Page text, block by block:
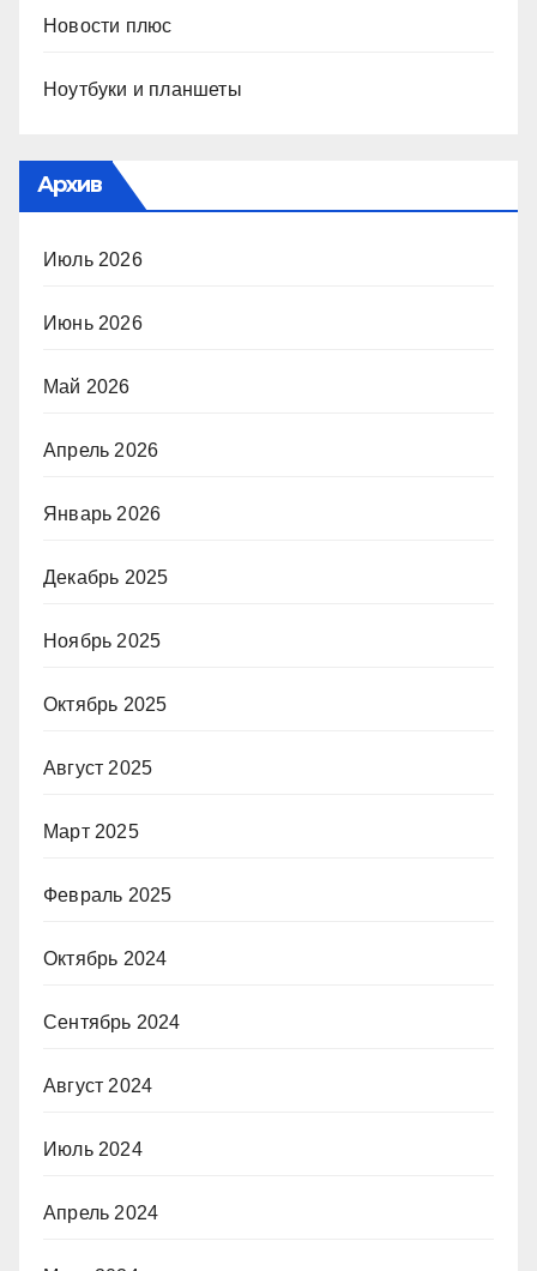
Новости плюс
Ноутбуки и планшеты
Архив
Июль 2026
Июнь 2026
Май 2026
Апрель 2026
Январь 2026
Декабрь 2025
Ноябрь 2025
Октябрь 2025
Август 2025
Март 2025
Февраль 2025
Октябрь 2024
Сентябрь 2024
Август 2024
Июль 2024
Апрель 2024